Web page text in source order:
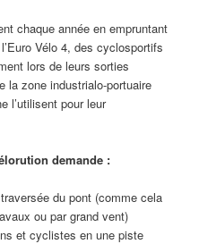
chaque année en empruntant
Vélo 4, des cyclosportifs
lors de leurs sorties
la zone industrialo-portuaire
l’utilisent pour leur
demande :
du pont (comme cela
ou par grand vent)
et cyclistes en une piste